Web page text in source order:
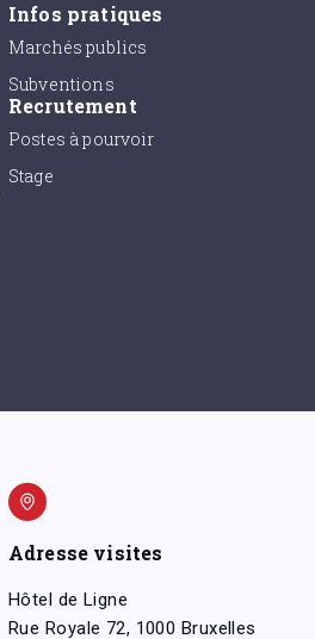
Infos pratiques
Marchés publics
Subventions
Recrutement
Postes à pourvoir
Stage
Adresse visites
Hôtel de Ligne
Rue Royale 72, 1000 Bruxelles